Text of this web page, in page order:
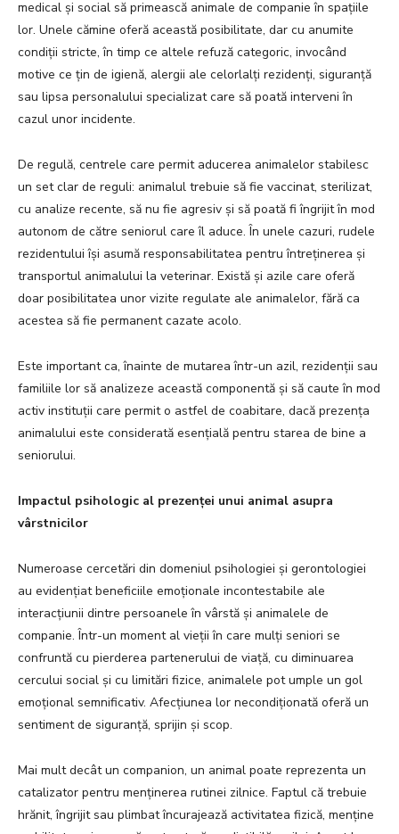
medical și social să primească animale de companie în spațiile
lor. Unele cămine oferă această posibilitate, dar cu anumite
condiții stricte, în timp ce altele refuză categoric, invocând
motive ce țin de igienă, alergii ale celorlalți rezidenți, siguranță
sau lipsa personalului specializat care să poată interveni în
cazul unor incidente.
De regulă, centrele care permit aducerea animalelor stabilesc
un set clar de reguli: animalul trebuie să fie vaccinat, sterilizat,
cu analize recente, să nu fie agresiv și să poată fi îngrijit în mod
autonom de către seniorul care îl aduce. În unele cazuri, rudele
rezidentului își asumă responsabilitatea pentru întreținerea și
transportul animalului la veterinar. Există și azile care oferă
doar posibilitatea unor vizite regulate ale animalelor, fără ca
acestea să fie permanent cazate acolo.
Este important ca, înainte de mutarea într-un azil, rezidenții sau
familiile lor să analizeze această componentă și să caute în mod
activ instituții care permit o astfel de coabitare, dacă prezența
animalului este considerată esențială pentru starea de bine a
seniorului.
Impactul psihologic al prezenței unui animal asupra
vârstnicilor
Numeroase cercetări din domeniul psihologiei și gerontologiei
au evidențiat beneficiile emoționale incontestabile ale
interacțiunii dintre persoanele în vârstă și animalele de
companie. Într-un moment al vieții în care mulți seniori se
confruntă cu pierderea partenerului de viață, cu diminuarea
cercului social și cu limitări fizice, animalele pot umple un gol
emoțional semnificativ. Afecțiunea lor necondiționată oferă un
sentiment de siguranță, sprijin și scop.
Mai mult decât un companion, un animal poate reprezenta un
catalizator pentru menținerea rutinei zilnice. Faptul că trebuie
hrănit, îngrijit sau plimbat încurajează activitatea fizică, menține